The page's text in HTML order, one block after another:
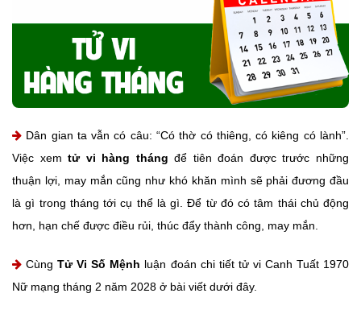
Dân gian ta vẫn có câu: “Có thờ có thiêng, có kiêng có lành”.
Việc xemtử vi hàng tháng để tiên đoán được trước những
thuận lợi, may mắn cũng như khó khăn mình sẽ phải đương đầu
là gì trong tháng tới cụ thể là gì. Để từ đó có tâm thái chủ động
hơn, hạn chế được điều rủi, thúc đẩy thành công, may mắn.
CùngTử Vi Số Mệnh luận đoán chi tiết tử vi Canh Tuất 1970
Nữ mạng tháng 2 năm 2028 ở bài viết dưới đây.